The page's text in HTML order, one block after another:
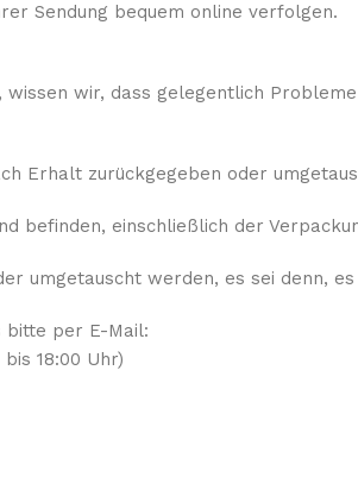
Sendung bequem online verfolgen.
wir, dass gelegentlich
Erhalt zurückgegeben oder
befinden, einschließlich der
umgetauscht werden, es sei denn,
bitte per E-Mail:
18:00 Uhr)